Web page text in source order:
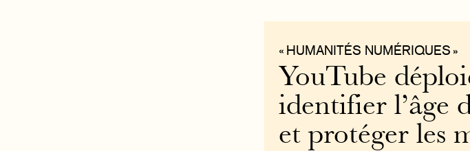
« HUMANITÉS NUMÉRIQUES »
YouTube
identifier l’âge
et protéger les